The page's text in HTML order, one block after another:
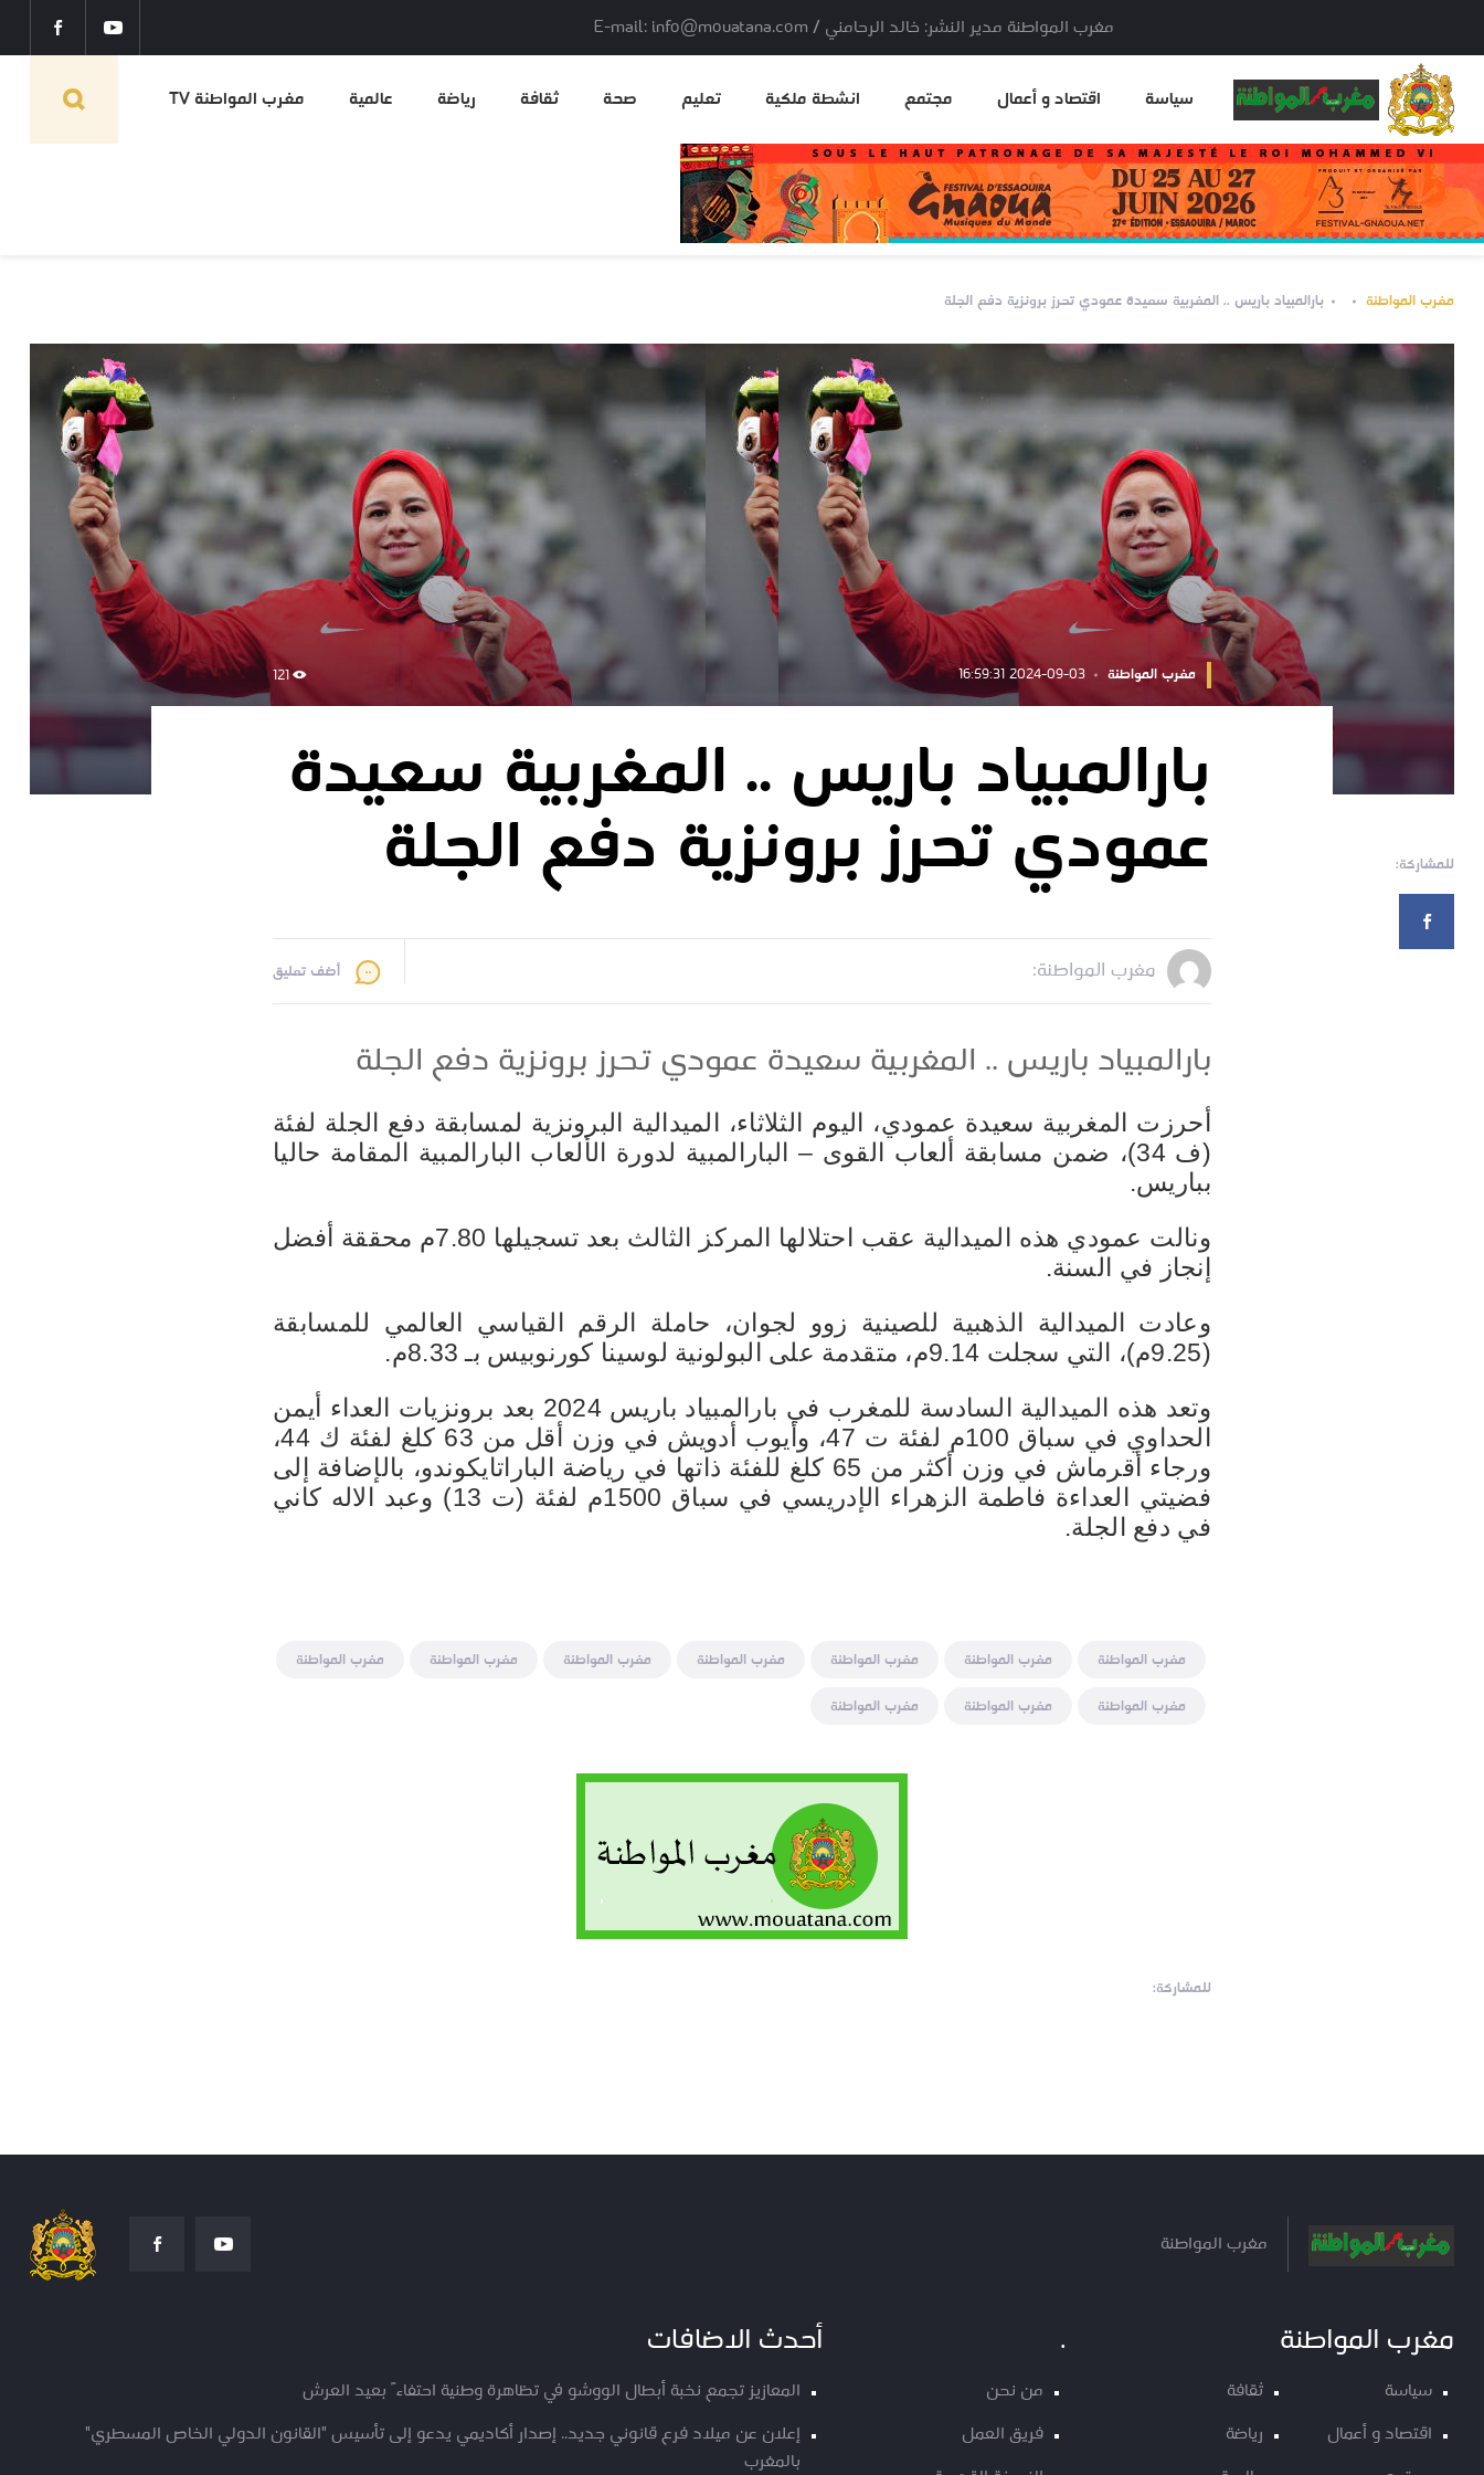
مغرب المواطنة مدير النشر: خالد الرحامني / E-mail: info@mouatana.com
سياسة اقتصاد و أعمال مجتمع انشطة ملكية تعليم صحة ثقافة رياضة عالمية مغرب المواطنة TV
مغرب المواطنة بارالمبياد باريس .. المغربية سعيدة عمودي تحرز برونزية دفع الجلة
مغرب المواطنة 2024-09-03 16:59:31
121
للمشاركة:
بارالمبياد باريس .. المغربية سعيدة
عمودي تحرز برونزية دفع الجلة
مغرب المواطنة: أضف تعليق
بارالمبياد باريس .. المغربية سعيدة عمودي تحرز برونزية دفع الجلة
أحرزت المغربية سعيدة عمودي، اليوم الثلاثاء، الميدالية البرونزية لمسابقة دفع الجلة لفئة
(ف 34)، ضمن مسابقة ألعاب القوى – البارالمبية لدورة الألعاب البارالمبية المقامة حاليا
بباريس.
ونالت عمودي هذه الميدالية عقب احتلالها المركز الثالث بعد تسجيلها 7.80م محققة أفضل
إنجاز في السنة.
وعادت الميدالية الذهبية للصينية زوو لجوان، حاملة الرقم القياسي العالمي للمسابقة
(9.25م)، التي سجلت 9.14م، متقدمة على البولونية لوسينا كورنوبيس بـ 8.33م.
وتعد هذه الميدالية السادسة للمغرب في بارالمبياد باريس 2024 بعد برونزيات العداء أيمن
الحداوي في سباق 100م لفئة ت 47، وأيوب أدويش في وزن أقل من 63 كلغ لفئة ك 44،
ورجاء أقرماش في وزن أكثر من 65 كلغ للفئة ذاتها في رياضة الباراتايكوندو، بالإضافة إلى
فضيتي العداءة فاطمة الزهراء الإدريسي في سباق 1500م لفئة (ت 13) وعبد الاله كاني
في دفع الجلة.
مغرب المواطنة مغرب المواطنة مغرب المواطنة مغرب المواطنة مغرب المواطنة مغرب المواطنة
مغرب المواطنة
مغرب المواطنة
مغرب المواطنة مغرب المواطنة
للمشاركة:
مغرب المواطنة
مغرب المواطنة
سياسة
اقتصاد و أعمال
ثقافة
رياضة
.
من نحن
فريق العمل
أحدث الاضافات
المعازيز تجمع نخبة أبطال الووشو في تظاهرة وطنية احتفاءً بعيد العرش
إعلان عن ميلاد فرع قانوني جديد.. إصدار أكاديمي يدعو إلى تأسيس "القانون الدولي الخاص المسطري"
بالمغرب